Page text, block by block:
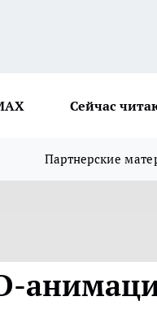
Сейчас
Партнерские